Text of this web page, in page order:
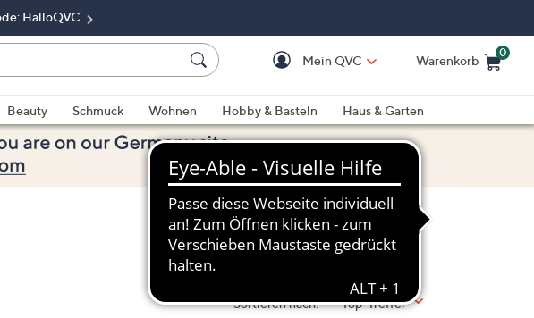
HalloQVC
Mein QVC Warenkorb
0
Beauty Schmuck Wohnen Hobby & Basteln
Haus & Garten
Sortieren nach: Top-Treffer